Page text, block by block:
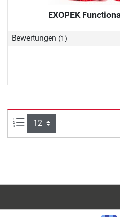
EXOPEK
Bewertungen (1)
Artikel pro Seite: